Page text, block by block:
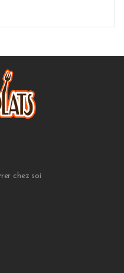
chez soi